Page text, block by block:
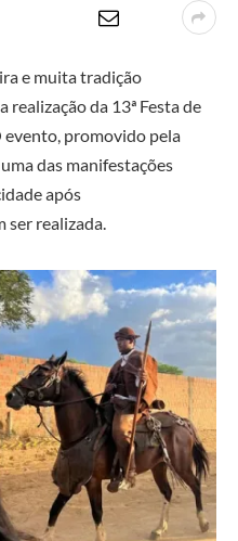
e muita tradição
realização da 13ª Festa de
evento, promovido pela
das manifestações
após
ser realizada.